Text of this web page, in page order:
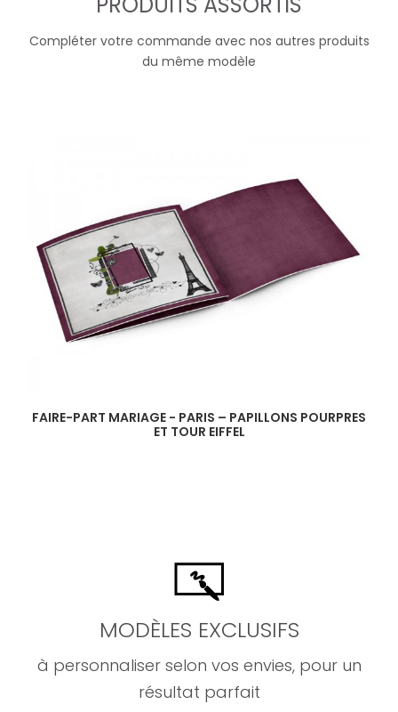
Compléter votre commande avec nos autres produits
du même modèle
FAIRE-PART MARIAGE - PARIS – PAPILLONS POURPRES
ET TOUR EIFFEL
MODÈLES EXCLUSIFS
à personnaliser selon vos envies, pour un
résultat parfait